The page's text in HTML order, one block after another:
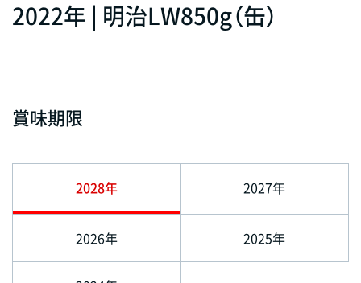
2022年 | 明治LW850g（缶）
賞味期限
2028年 2027年
2026年 2025年